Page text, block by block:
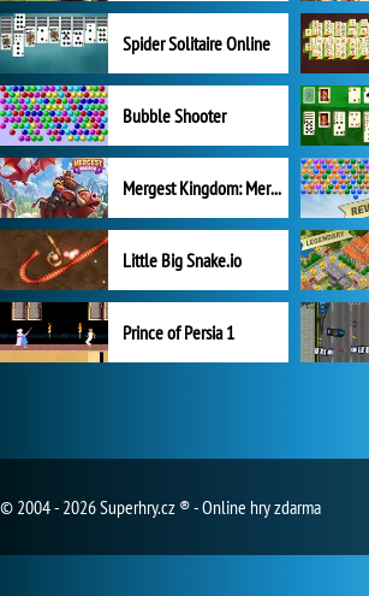
Spider Solitaire Online
Bubble Shooter
Mergest Kingdom: Merge Puzzle
Little Big Snake.io
Prince of Persia 1
© 2004 - 2026 Superhry.cz ® - Online hry zdarma